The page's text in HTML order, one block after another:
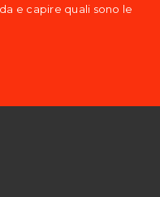
e capire quali sono le